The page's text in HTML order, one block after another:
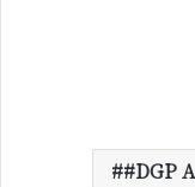
#DGP